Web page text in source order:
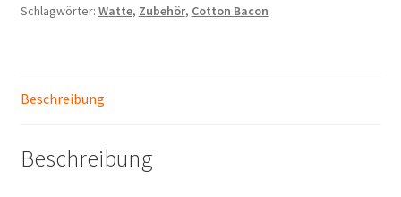
Schlagwörter: Watte, Zubehör, Cotton Bacon
Beschreibung
Beschreibung